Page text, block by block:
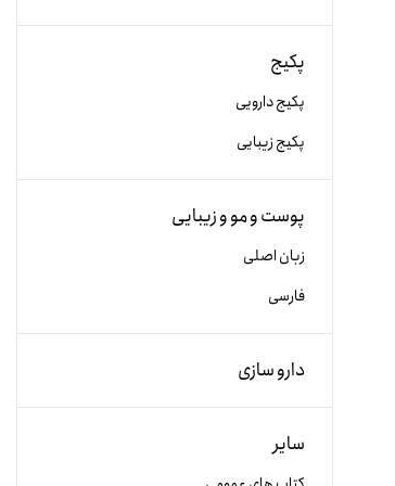
پکیج
پکیج دارویی
پکیج زیبایی
پوست و مو و زیبایی
زبان اصلی
فارسی
دارو سازی
سایر